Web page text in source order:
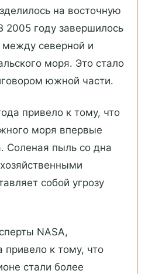
на восточную
2005 году завершилось
северной и
моря. Это стало
южной части.
привело к тому, что
моря впервые
Соленая пыль со дна
собой угрозу
NASA,
привело к тому, что
стали более